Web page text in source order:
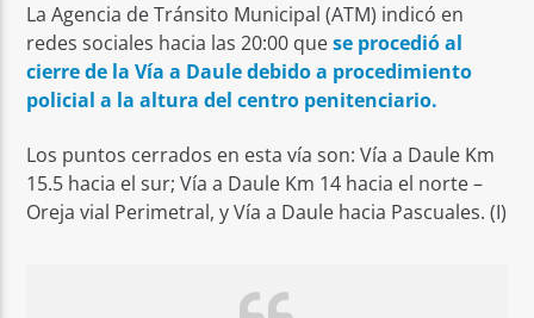
La Agencia de Tránsito Municipal (ATM) indicó en
redes sociales hacia las 20:00 que se procedió al
cierre de la Vía a Daule debido a procedimiento
policial a la altura del centro penitenciario.
Los puntos cerrados en esta vía son: Vía a Daule Km
15.5 hacia el sur; Vía a Daule Km 14 hacia el norte –
Oreja vial Perimetral, y Vía a Daule hacia Pascuales. (I)